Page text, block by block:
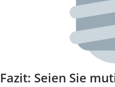
Fazit: Seien Sie